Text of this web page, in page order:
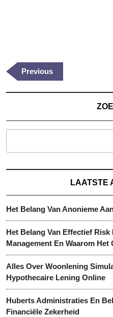
Previous
Post
Previous
LAATSTE
Het Belang Van Anonieme
Het Belang Van Effectief
Management En Waarom Het
Alles Over Woonlening
Hypothecaire Lening Online
Huberts Administraties En
Financiële Zekerheid